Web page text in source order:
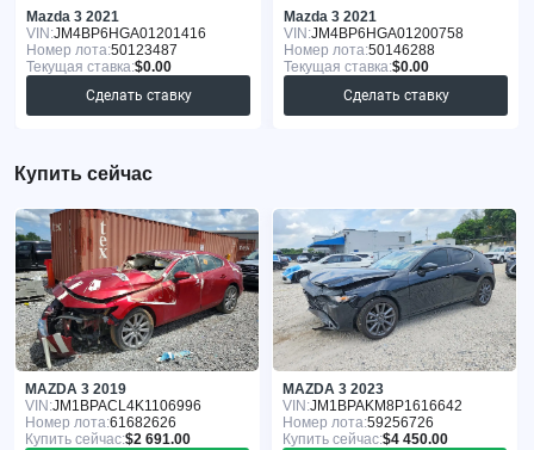
Mazda 3 2021
VIN:JM4BP6HGA01201416
Номер лота:50123487
Текущая ставка:$0.00
Сделать ставку
Mazda 3 2021
VIN:JM4BP6HGA01200758
Номер лота:50146288
Текущая ставка:$0.00
Сделать ставку
Купить сейчас
MAZDA 3 2019
VIN:JM1BPACL4K1106996
Номер лота:61682626
Купить сейчас:$2 691.00
MAZDA 3 2023
VIN:JM1BPAKM8P1616642
Номер лота:59256726
Купить сейчас:$4 450.00